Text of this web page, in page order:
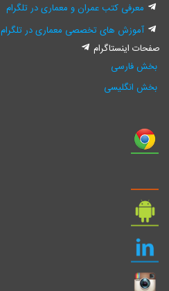
معرفی کتب عمران و معماری در تلگرام
آموزش های تخصصی معماری در تلگرام
صفحات اینستاگرام
بخش فارسی
بخش انگلیسی